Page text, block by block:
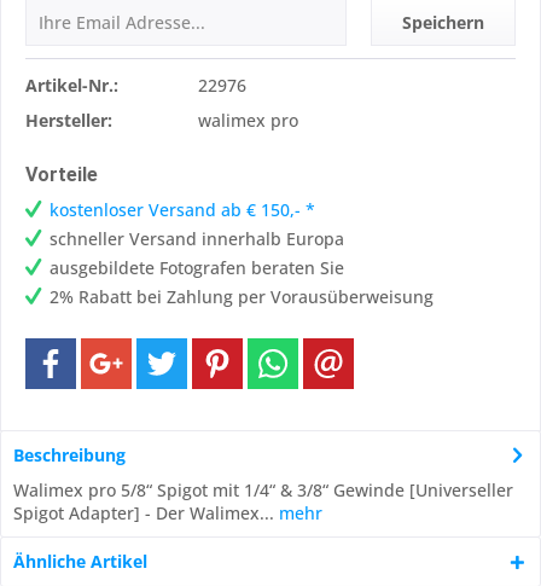
Speichern
Artikel-Nr.:
22976
Hersteller:
walimex pro
Vorteile
kostenloser Versand ab € 150,- *
schneller Versand innerhalb Europa
ausgebildete Fotografen beraten Sie
2% Rabatt bei Zahlung per Vorausüberweisung
Beschreibung
Walimex pro 5/8“ Spigot mit 1/4“ & 3/8“ Gewinde [Universeller
Spigot Adapter] - Der Walimex... mehr
Ähnliche Artikel